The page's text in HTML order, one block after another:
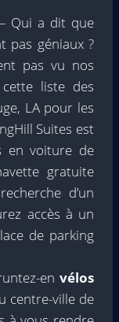
Qui a dit que
pas géniaux ?
pas vu nos
liste des
LA pour les
Suites est
en voiture de
gratuite
d’un
accès à un
de parking
en vélos
centre-ville de